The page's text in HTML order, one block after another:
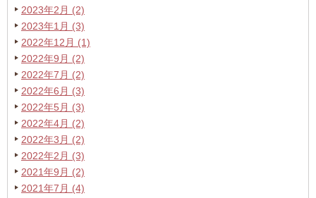
2023年2月 (2)
2023年1月 (3)
2022年12月 (1)
2022年9月 (2)
2022年7月 (2)
2022年6月 (3)
2022年5月 (3)
2022年4月 (2)
2022年3月 (2)
2022年2月 (3)
2021年9月 (2)
2021年7月 (4)